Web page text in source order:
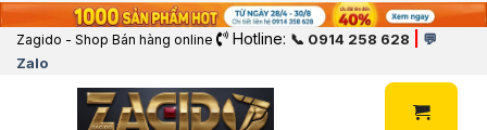
Zagido - Shop Bán hàng online Hotline: 📞 0914 258 628
💬
Zalo